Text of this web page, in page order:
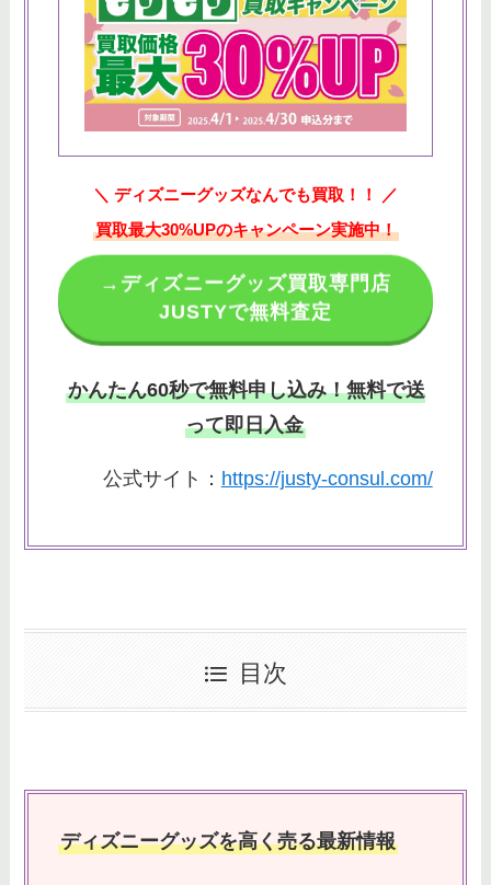
＼ ディズニーグッズなんでも買取！！ ／
買取最大30%UPのキャンペーン実施中！
→ディズニーグッズ買取専門店
JUSTYで無料査定
かんたん60秒で無料申し込み！無料で送
って即日入金
公式サイト： https://justy-consul.com/
目次
ディズニーグッズを高く売る最新情報